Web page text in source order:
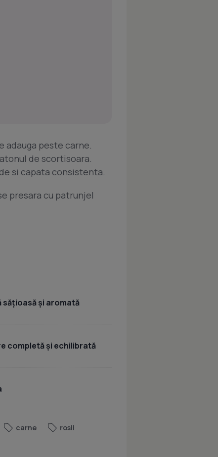
adauga peste carne.
de scortisoara.
si capata consistenta.
presara cu patrunjel
sățioasă și aromată
completă și echilibrată
carne
rosii